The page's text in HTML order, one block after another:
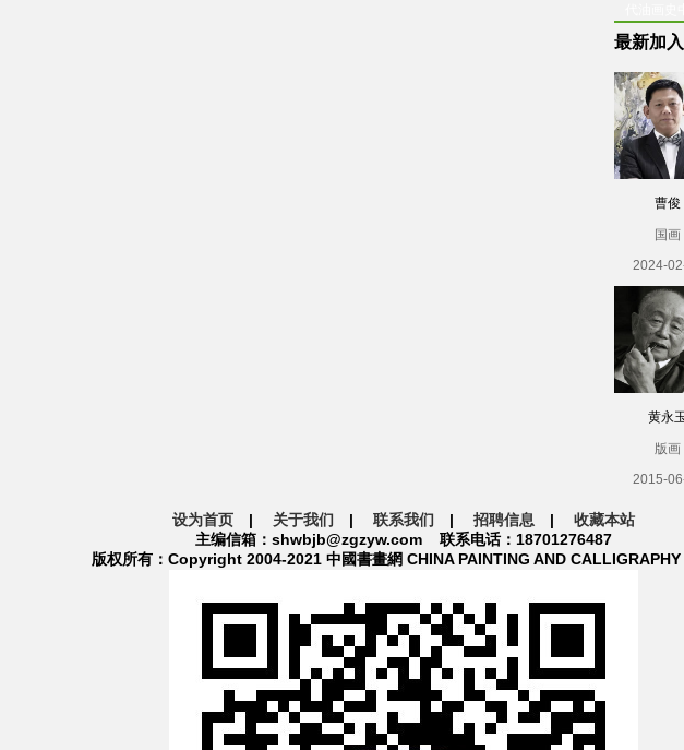
最新加
曹俊
国画
2024-
黄永
版画
2015-
设为首页 | 关于我们 | 联系我们 | 招聘信息 | 收藏本站
主编信箱：shwbjb@zgzyw.com 联系电话：18701276487
版权所有：Copyright 2004-2021 中國書畫網 CHINA PAINTING AND CALLIGRAPHY